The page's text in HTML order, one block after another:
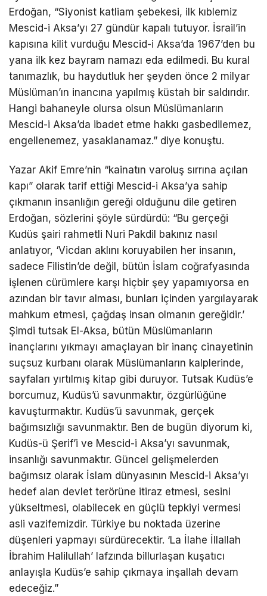
Erdoğan, “Siyonist katliam şebekesi, ilk kıblemiz
Mescid-i Aksa’yı 27 gündür kapalı tutuyor. İsrail’in
kapısına kilit vurduğu Mescid-i Aksa’da 1967’den bu
yana ilk kez bayram namazı eda edilmedi. Bu kural
tanımazlık, bu haydutluk her şeyden önce 2 milyar
Müslüman’ın inancına yapılmış küstah bir saldırıdır.
Hangi bahaneyle olursa olsun Müslümanların
Mescid-i Aksa’da ibadet etme hakkı gasbedilemez,
engellenemez, yasaklanamaz.” diye konuştu.
Yazar Akif Emre’nin “kainatın varoluş sırrına açılan
kapı” olarak tarif ettiği Mescid-i Aksa’ya sahip
çıkmanın insanlığın gereği olduğunu dile getiren
Erdoğan, sözlerini şöyle sürdürdü: “Bu gerçeği
Kudüs şairi rahmetli Nuri Pakdil bakınız nasıl
anlatıyor, ‘Vicdan aklını koruyabilen her insanın,
sadece Filistin’de değil, bütün İslam coğrafyasında
işlenen cürümlere karşı hiçbir şey yapamıyorsa en
azından bir tavır alması, bunları içinden yargılayarak
mahkum etmesi, çağdaş insan olmanın gereğidir.’
Şimdi tutsak El-Aksa, bütün Müslümanların
inançlarını yıkmayı amaçlayan bir inanç cinayetinin
suçsuz kurbanı olarak Müslümanların kalplerinde,
sayfaları yırtılmış kitap gibi duruyor. Tutsak Kudüs’e
borcumuz, Kudüs’ü savunmaktır, özgürlüğüne
kavuşturmaktır. Kudüs’ü savunmak, gerçek
bağımsızlığı savunmaktır. Ben de bugün diyorum ki,
Kudüs-ü Şerif’i ve Mescid-i Aksa’yı savunmak,
insanlığı savunmaktır. Güncel gelişmelerden
bağımsız olarak İslam dünyasının Mescid-i Aksa’yı
hedef alan devlet terörüne itiraz etmesi, sesini
yükseltmesi, olabilecek en güçlü tepkiyi vermesi
asli vazifemizdir. Türkiye bu noktada üzerine
düşenleri yapmayı sürdürecektir. ‘La İlahe İllallah
İbrahim Halilullah’ lafzında billurlaşan kuşatıcı
anlayışla Kudüs’e sahip çıkmaya inşallah devam
edeceğiz.”